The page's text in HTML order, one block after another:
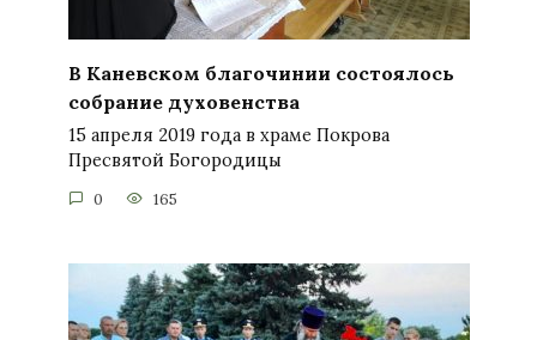
В Каневском благочинии состоялось
собрание духовенства
15 апреля 2019 года в храме Покрова
Пресвятой Богородицы
0 165